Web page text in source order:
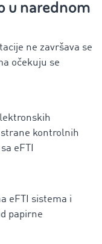
u narednom
ne završava se
očekuju se
kontrolnih
eFTI
eFTI sistema i
papirne